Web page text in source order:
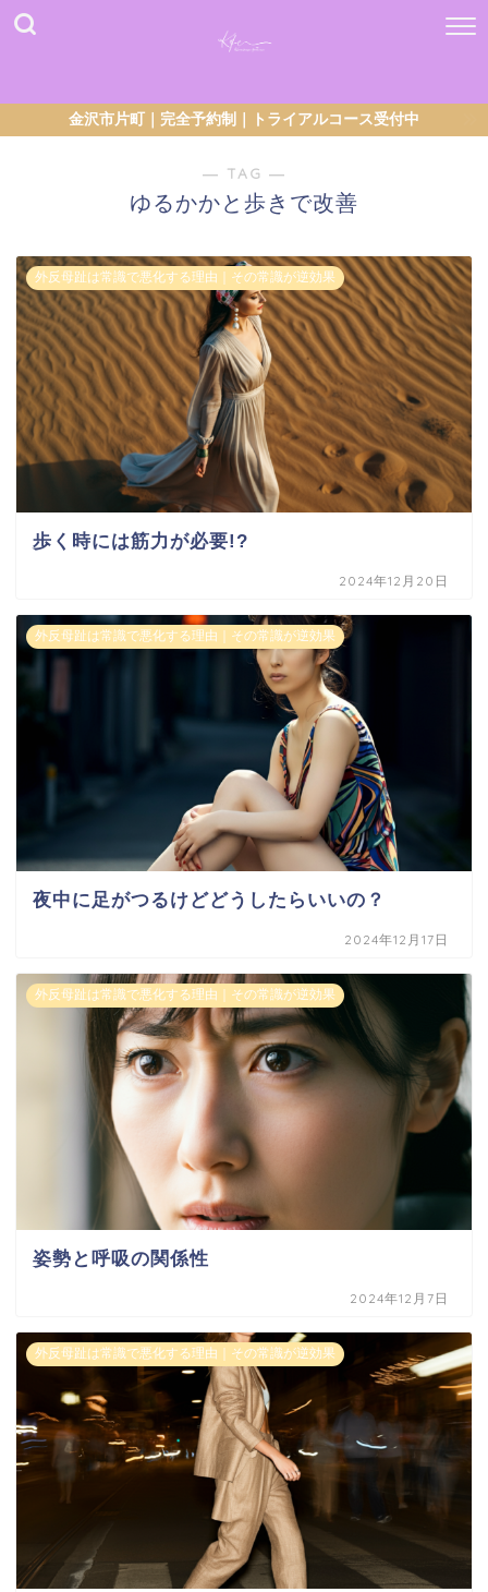
金沢市片町｜完全予約制｜トライアルコース受付中
― TAG ―
ゆるかかと歩きで改善
外反母趾は常識で悪化する理由｜その常識が逆効果
歩く時には筋力が必要!?
2024年12月20日
外反母趾は常識で悪化する理由｜その常識が逆効果
夜中に足がつるけどどうしたらいいの？
2024年12月17日
外反母趾は常識で悪化する理由｜その常識が逆効果
姿勢と呼吸の関係性
2024年12月7日
外反母趾は常識で悪化する理由｜その常識が逆効果